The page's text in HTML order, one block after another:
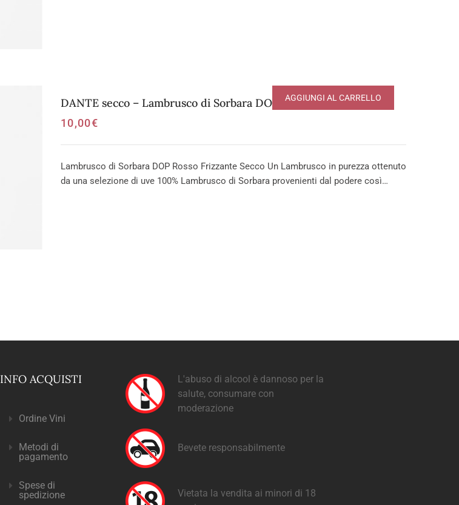
DANTE secco – Lambrusco di Sorbara DOP
10,00€
AGGIUNGI AL CARRELLO
Lambrusco di Sorbara DOP Rosso Frizzante Secco Un Lambrusco in purezza ottenuto
da una selezione di uve 100% Lambrusco di Sorbara provenienti dal podere così…
INFO ACQUISTI
Ordine Vini
Metodi di
pagamento
Spese di
spedizione
L'abuso di alcool è dannoso per la
salute, consumare con
moderazione
Bevete responsabilmente
Vietata la vendita ai minori di 18